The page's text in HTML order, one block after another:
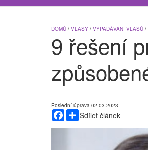
DOMŮ / VLASY / VYPADÁVÁNÍ VLASŮ /
9 řešení
Poslední úprava 02.03.2023
Sdílet článek
Facebook
Share